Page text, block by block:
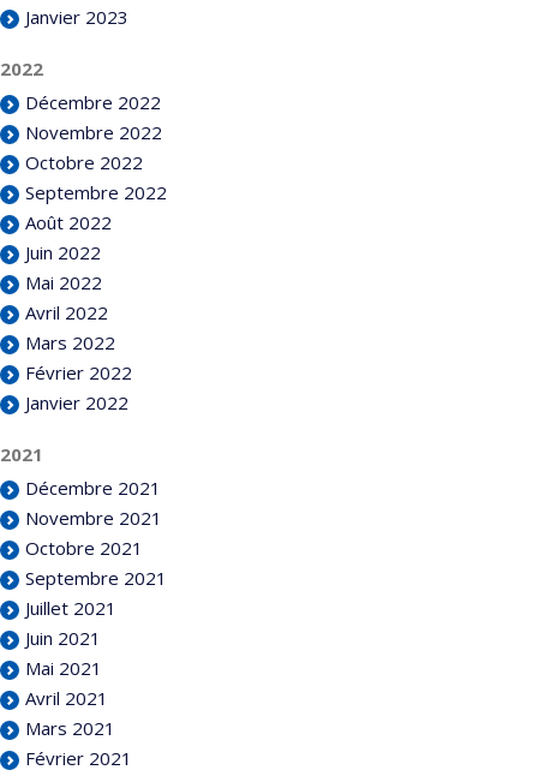
Janvier 2023
2022
Décembre 2022
Novembre 2022
Octobre 2022
Septembre 2022
Août 2022
Juin 2022
Mai 2022
Avril 2022
Mars 2022
Février 2022
Janvier 2022
2021
Décembre 2021
Novembre 2021
Octobre 2021
Septembre 2021
Juillet 2021
Juin 2021
Mai 2021
Avril 2021
Mars 2021
Février 2021